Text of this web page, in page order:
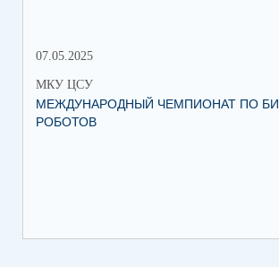
07.05.2025
МКУ ЦСУ
МЕЖДУНАРОДНЫЙ ЧЕМПИОНАТ ПО
РОБОТОВ